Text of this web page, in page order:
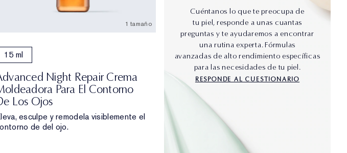
1 tamaño
15 ml
Night Repair Crema
Para El Contorno
Los Ojos
esculpe y remodela visiblemente el
de del ojo.
Cuéntanos lo que te preocupa de
tu piel, responde a unas cuantas
preguntas y te ayudaremos a encontrar
una rutina experta. Fórmulas
avanzadas de alto rendimiento específicas
para las necesidades de tu piel.
RESPONDE AL CUESTIONARIO